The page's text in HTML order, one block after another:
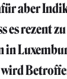
aber
es rezent
in